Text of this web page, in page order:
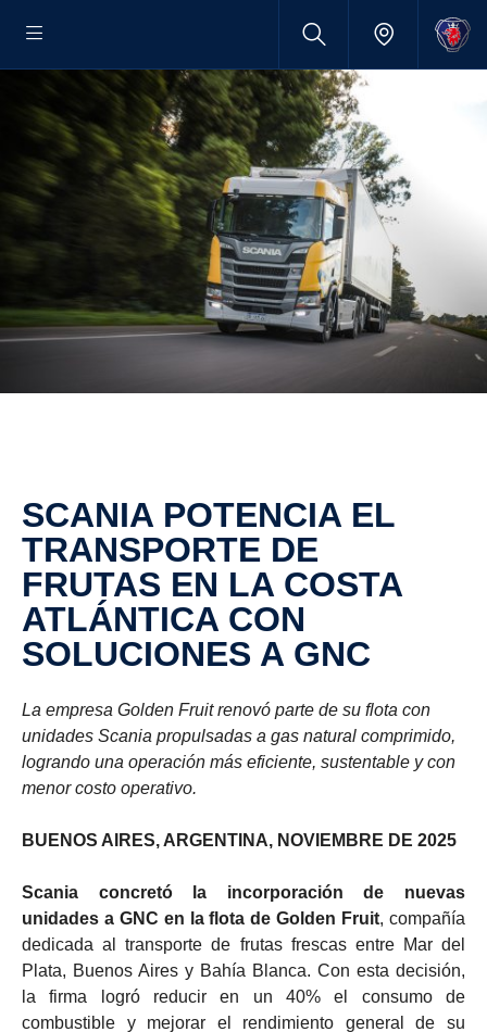
SCANIA POTENCIA EL
TRANSPORTE DE
FRUTAS EN LA COSTA
ATLÁNTICA CON
SOLUCIONES A GNC
La empresa Golden Fruit renovó parte de su flota con
unidades Scania propulsadas a gas natural comprimido,
logrando una operación más eficiente, sustentable y con
menor costo operativo.
BUENOS AIRES, ARGENTINA, NOVIEMBRE DE 2025
Scania concretó la incorporación de nuevas
unidades a GNC en la flota de Golden Fruit, compañía
dedicada al transporte de frutas frescas entre Mar del
Plata, Buenos Aires y Bahía Blanca. Con esta decisión,
la firma logró reducir en un 40% el consumo de
combustible y mejorar el rendimiento general de su